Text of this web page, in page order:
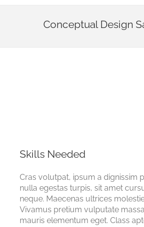
Conceptual Design
Skills Needed
Cras volutpat, ipsum a dignissim
nulla egestas turpis, sit amet
neque. Maecenas ultrices
Vivamus pretium vulputate
mauris elementum eget. Class